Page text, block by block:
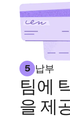
5 납부
팀에
을 제